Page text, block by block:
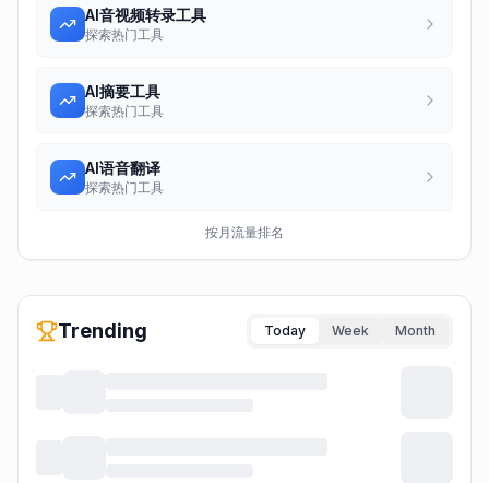
AI音视频转录工具
探索热门工具
AI摘要工具
探索热门工具
AI语音翻译
探索热门工具
按月流量排名
Trending Today Week Month